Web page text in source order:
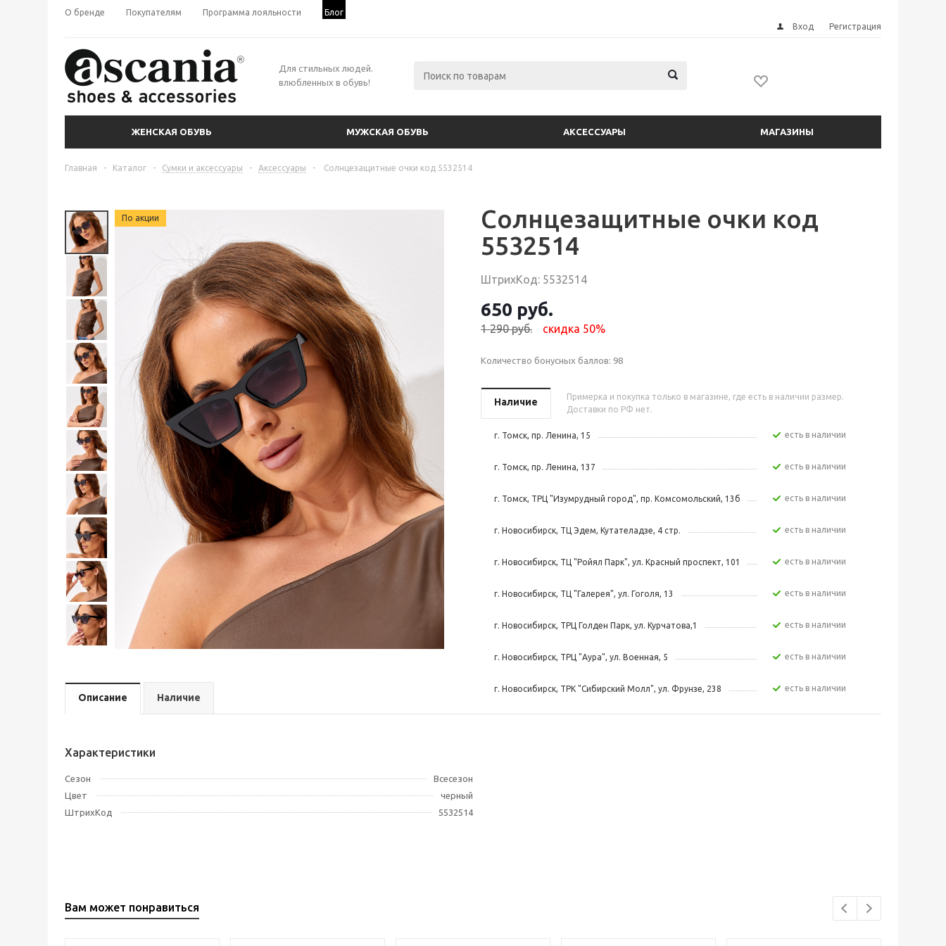
О бренде Покупателям Программа лояльности
Блог
Вход
Регистрация
Для стильных людей.
влюбленных в обувь!
ЖЕНСКАЯ ОБУВЬ МУЖСКАЯ ОБУВЬ АКСЕССУАРЫ МАГАЗИНЫ
Главная - Каталог - Сумки и аксессуары - Аксессуары - Солнцезащитные очки код 5532514
По акции
Солнцезащитные очки код
5532514
ШтрихКод: 5532514
650 руб.
1 290 руб. скидка 50%
Количество бонусных баллов: 98
Наличие
Примерка и покупка только в магазине, где есть в наличии размер.
Доставки по РФ нет.
г. Томск, пр. Ленина, 15 Есть в наличии
г. Томск, пр. Ленина, 137 Есть в наличии
г. Томск, ТРЦ "Изумрудный город", пр. Комсомольский, 13б Есть в наличии
г. Новосибирск, ТЦ Эдем, Кутателадзе, 4 стр. Есть в наличии
г. Новосибирск, ТЦ "Ройял Парк", ул. Красный проспект, 101 Есть в наличии
г. Новосибирск, ТЦ "Галерея", ул. Гоголя, 13 Есть в наличии
г. Новосибирск, ТРЦ Голден Парк, ул. Курчатова,1 Есть в наличии
г. Новосибирск, ТРЦ "Аура", ул. Военная, 5 Есть в наличии
г. Новосибирск, ТРК "Сибирский Молл", ул. Фрунзе, 238 Есть в наличии
Описание Наличие
Характеристики
Сезон
Всесезон
Цвет
черный
ШтрихКод
5532514
Вам может понравиться